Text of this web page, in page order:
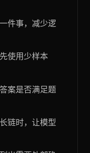
件事，减少逻
使用少样本
案是否满足题
链时，让模型